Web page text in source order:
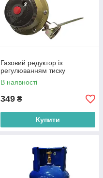
Газовий редуктор із
регулюванням тиску
В наявності
349 ₴
Купити